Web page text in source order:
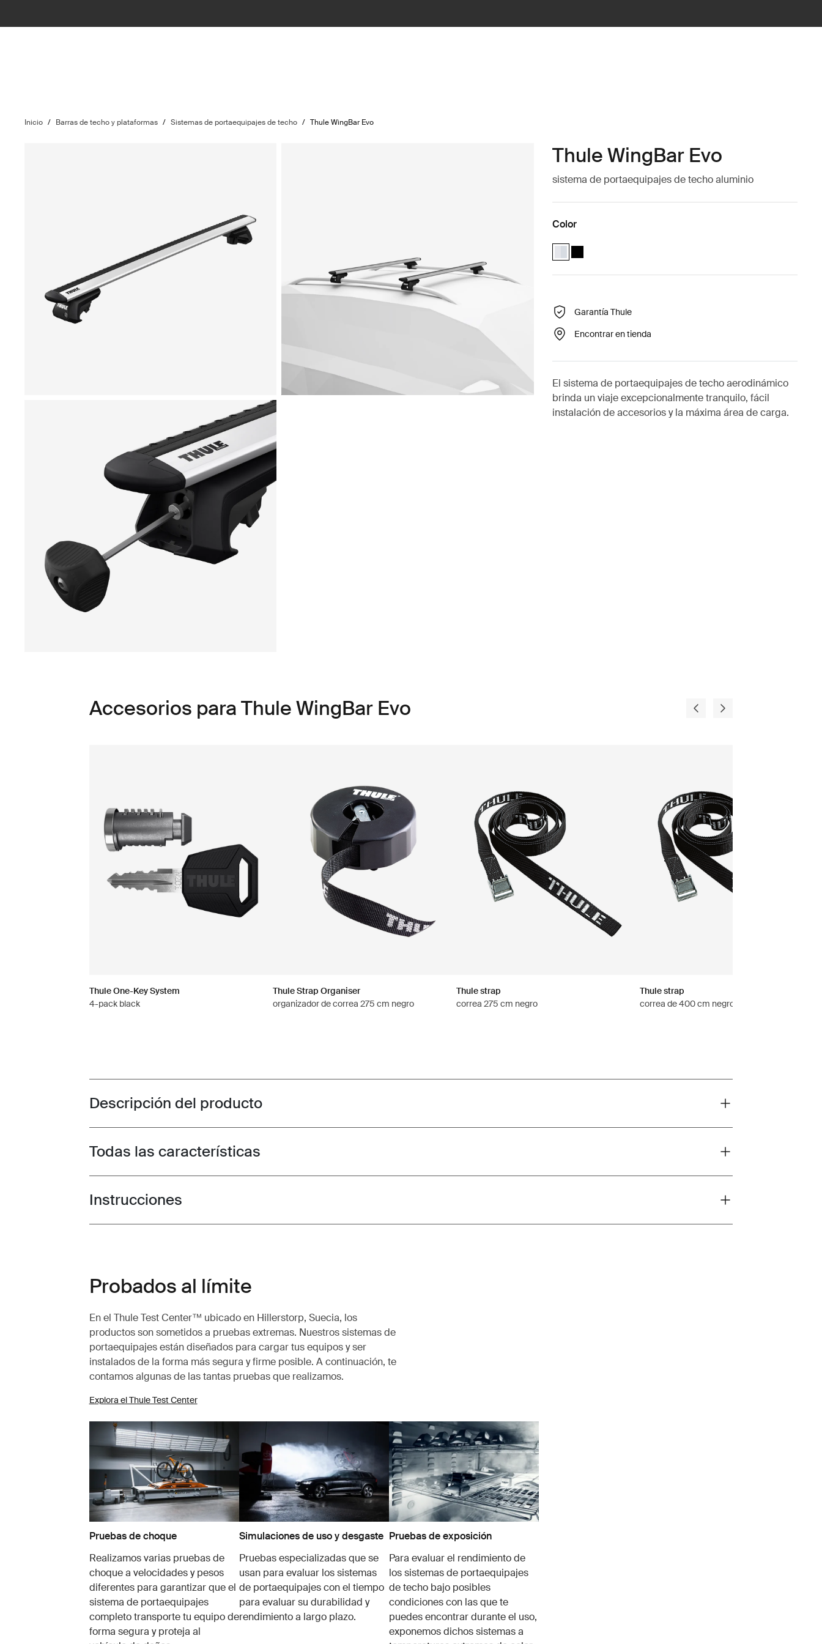
Inicio / Barras de techo y plataformas / Sistemas de portaequipajes de techo / Thule WingBar Evo
Thule WingBar Evo
sistema de portaequipajes de techo aluminio
Color
Thule WingBar Evo Aluminio (selected)
Thule WingBar Evo Negro
Garantía Thule
Encontrar en tienda
El sistema de portaequipajes de techo aerodinámico
brinda un viaje excepcionalmente tranquilo, fácil
instalación de accesorios y la máxima área de carga.
Accesorios para Thule WingBar Evo
Thule One-Key System
4-pack black
Thule Strap Organiser
organizador de correa 275 cm negro
Thule strap
correa 275 cm negro
Thule strap
correa de 400 cm negro
Toggle overview
Descripción del producto
Toggle features
Todas las características
Toggle guides and instructions
Instrucciones
Probados al límite
En el Thule Test Center™ ubicado en Hillerstorp, Suecia, los
productos son sometidos a pruebas extremas. Nuestros sistemas de
portaequipajes están diseñados para cargar tus equipos y ser
instalados de la forma más segura y firme posible. A continuación, te
contamos algunas de las tantas pruebas que realizamos.
Explora el Thule Test Center
Pruebas de choque
Realizamos varias pruebas de
choque a velocidades y pesos
diferentes para garantizar que el
sistema de portaequipajes
completo transporte tu equipo de
forma segura y proteja al
Simulaciones de uso y desgaste
Pruebas especializadas que se
usan para evaluar los sistemas
de portaequipajes con el tiempo
para evaluar su durabilidad y
rendimiento a largo plazo.
Pruebas de exposición
Para evaluar el rendimiento de
los sistemas de portaequipajes
de techo bajo posibles
condiciones con las que te
puedes encontrar durante el uso,
exponemos dichos sistemas a